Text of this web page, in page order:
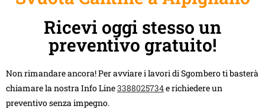
Ricevi oggi stesso un
preventivo gratuito!
Non rimandare ancora! Per avviare i lavori di Sgombero ti basterà
chiamare la nostra Info Line3388025734e richiedere un
preventivo senza impegno.